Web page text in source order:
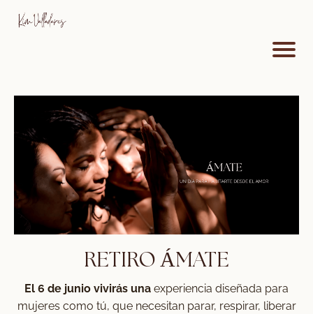
RETIRO ÁMATE
El 6 de junio vivirás una experiencia diseñada para
mujeres como tú, que necesitan parar, respirar, liberar